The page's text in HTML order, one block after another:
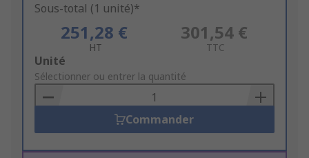
Sous-total (1 unité)*
251,28 €
HT
301,54 €
TTC
Add
to
Basket
Unité
Sélectionner ou entrer la quantité
Commander